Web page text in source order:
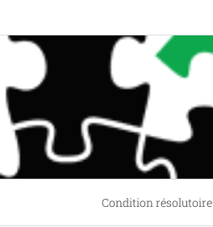
Condition résolutoire